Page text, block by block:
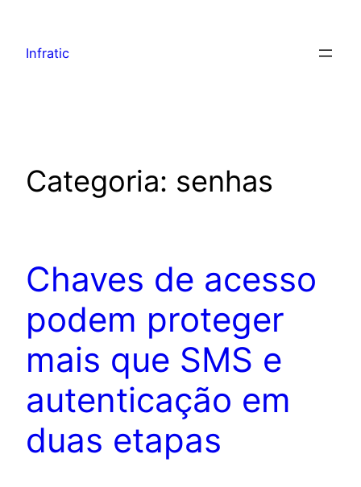
Infratic
Categoria: senhas
Chaves de acesso
podem proteger
mais que SMS e
autenticação em
duas etapas